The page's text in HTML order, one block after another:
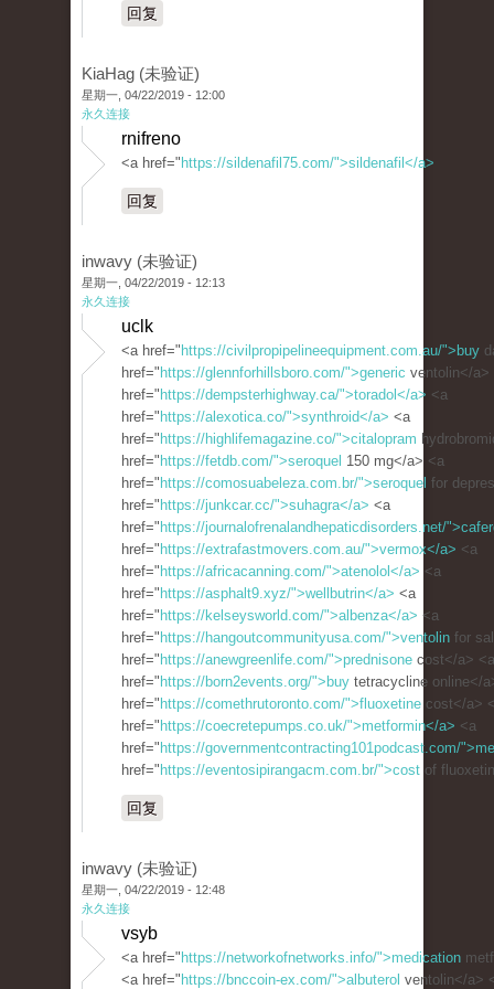
回复
KiaHag (未验证)
星期一, 04/22/2019 - 12:00
永久连接
rnifreno
<a href=" https://sildenafil75.com/">sildenafil</a>
回复
inwavy (未验证)
星期一, 04/22/2019 - 12:13
永久连接
uclk
<a href=" https://civilpropipelineequipment.com.au/">buy
href=" https://glennforhillsboro.com/">generic ventolin</a>
href=" https://dempsterhighway.ca/">toradol</a> <a
href=" https://alexotica.co/">synthroid</a> <a
href=" https://highlifemagazine.co/">citalopram
href=" https://fetdb.com/">seroquel 150 mg</a> <a
href=" https://comosuabeleza.com.br/">seroquel for
href=" https://junkcar.cc/">suhagra</a> <a
href=" https://journalofrenalandhepaticdisorders.net/
href=" https://extrafastmovers.com.au/">vermox</a> <a
href=" https://africacanning.com/">atenolol</a> <a
href=" https://asphalt9.xyz/">wellbutrin</a> <a
href=" https://kelseysworld.com/">albenza</a> <a
href=" https://hangoutcommunityusa.com/">ventolin for
href=" https://anewgreenlife.com/">prednisone cost</a> <a
href=" https://born2events.org/">buy tetracycline online</
href=" https://comethrutoronto.com/">fluoxetine cost</a>
href=" https://coecretepumps.co.uk/">metformin</a> <a
href=" https://governmentcontracting101podcast.com/
href=" https://eventosipirangacm.com.br/">cost of
回复
inwavy (未验证)
星期一, 04/22/2019 - 12:48
永久连接
vsyb
<a href=" https://networkofnetworks.info/">medication
<a href=" https://bnccoin-ex.com/">albuterol ventolin</a>